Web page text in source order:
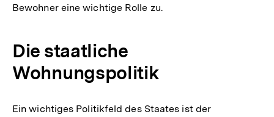
Bewohner eine wichtige Rolle zu.
Die staatliche
Wohnungspolitik
Ein wichtiges Politikfeld des Staates ist der